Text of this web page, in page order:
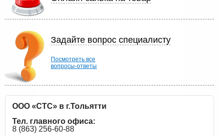
Задайте вопрос специалисту
Посмотреть все
вопросы-ответы
ООО «СТС» в г.Тольятти
Тел. главного офиса:
8 (863) 256-60-88